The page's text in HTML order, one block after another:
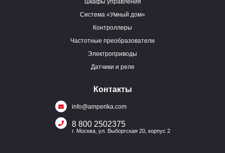
Шкафы управления
Система «Умный дом»
Контроллеры
Частотные преобразователи
Электроприводы
Датчики и реле
Контакты
info@amperika.com
8 800 2502375
г. Москва, ул. Выборгская 20, корпус 2